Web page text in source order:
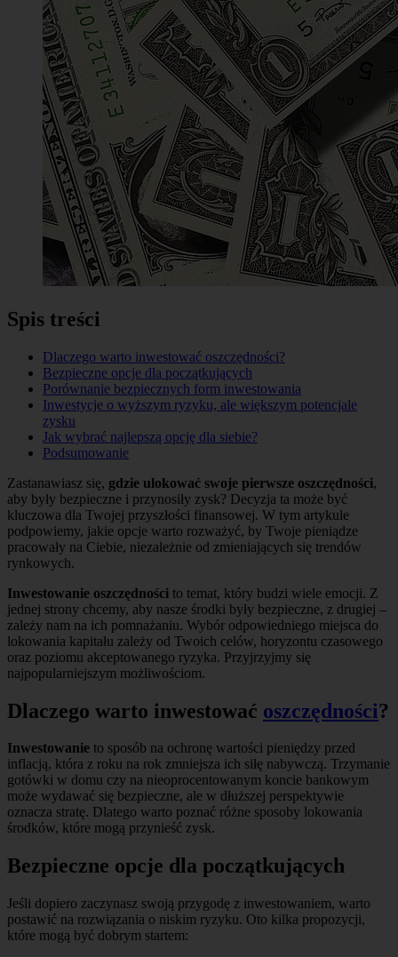
Spis treści
Dlaczego warto inwestować oszczędności?
Bezpieczne opcje dla początkujących
Porównanie bezpiecznych form inwestowania
Inwestycje o wyższym ryzyku, ale większym potencjale
zysku
Jak wybrać najlepszą opcję dla siebie?
Podsumowanie
Zastanawiasz się, gdzie ulokować swoje pierwsze oszczędności,
aby były bezpieczne i przynosiły zysk? Decyzja ta może być
kluczowa dla Twojej przyszłości finansowej. W tym artykule
podpowiemy, jakie opcje warto rozważyć, by Twoje pieniądze
pracowały na Ciebie, niezależnie od zmieniających się trendów
rynkowych.
Inwestowanie oszczędności to temat, który budzi wiele emocji. Z
jednej strony chcemy, aby nasze środki były bezpieczne, z drugiej –
zależy nam na ich pomnażaniu. Wybór odpowiedniego miejsca do
lokowania kapitału zależy od Twoich celów, horyzontu czasowego
oraz poziomu akceptowanego ryzyka. Przyjrzyjmy się
najpopularniejszym możliwościom.
Dlaczego warto inwestować oszczędności?
Inwestowanie to sposób na ochronę wartości pieniędzy przed
inflacją, która z roku na rok zmniejsza ich siłę nabywczą. Trzymanie
gotówki w domu czy na nieoprocentowanym koncie bankowym
może wydawać się bezpieczne, ale w dłuższej perspektywie
oznacza stratę. Dlatego warto poznać różne sposoby lokowania
środków, które mogą przynieść zysk.
Bezpieczne opcje dla początkujących
Jeśli dopiero zaczynasz swoją przygodę z inwestowaniem, warto
postawić na rozwiązania o niskim ryzyku. Oto kilka propozycji,
które mogą być dobrym startem: